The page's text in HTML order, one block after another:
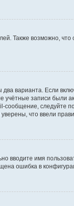
Также возможно,
варианта. Если
записи были
следуйте
что ввели
вводите имя
ошибка в